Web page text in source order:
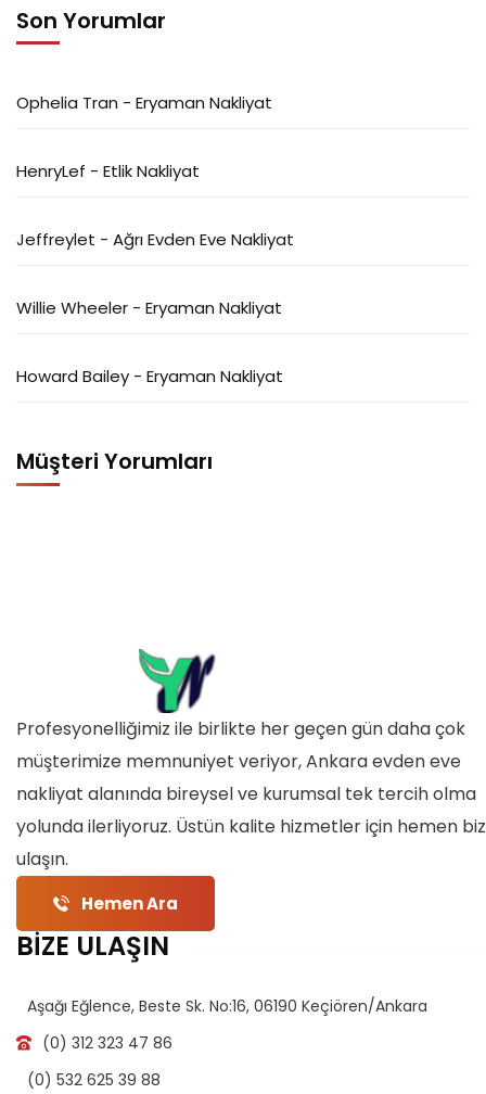
Son Yorumlar
Ophelia Tran - Eryaman Nakliyat
HenryLef - Etlik Nakliyat
Jeffreylet - Ağrı Evden Eve Nakliyat
Willie Wheeler - Eryaman Nakliyat
Howard Bailey - Eryaman Nakliyat
Müşteri Yorumları
Profesyonelliğimiz ile birlikte her geçen gün daha çok
müşterimize memnuniyet veriyor, Ankara evden eve
nakliyat alanında bireysel ve kurumsal tek tercih olma
yolunda ilerliyoruz. Üstün kalite hizmetler için hemen
ulaşın.
Hemen Ara
BİZE ULAŞIN
Aşağı Eğlence, Beste Sk. No:16, 06190 Keçiören/Ankara
(0) 312 323 47 86
(0) 532 625 39 88